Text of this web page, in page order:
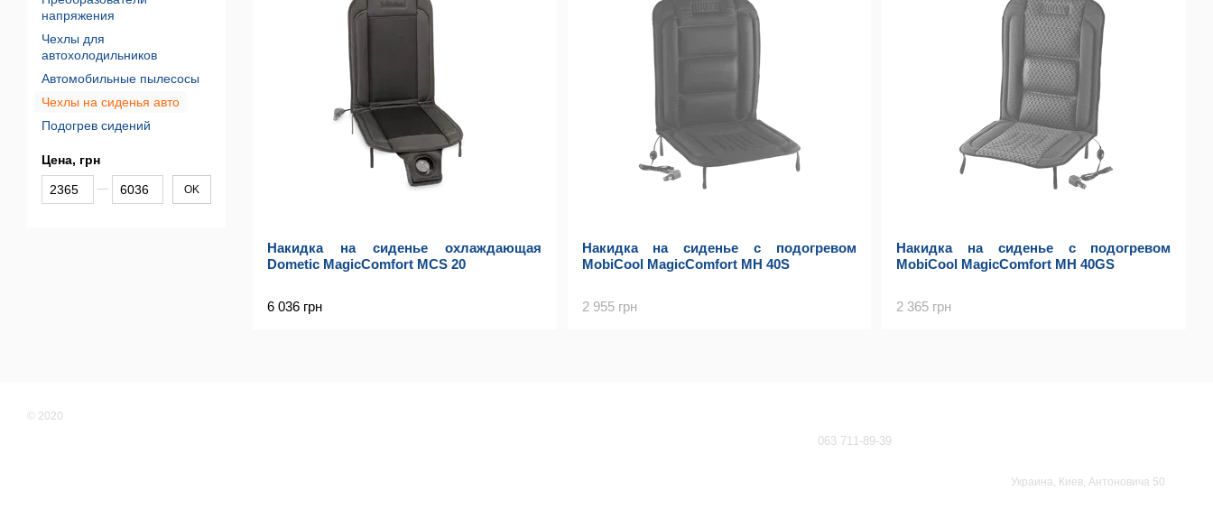
Накидка на сиденье охлаждающая
Dometic MagicComfort MCS 20
6 036 грн
Накидка на сиденье с подогревом
MobiCool MagicComfort MH 40S
2 955 грн
Накидка на сиденье с подогревом
MobiCool MagicComfort MH 40GS
2 365 грн
напряжения
Чехлы для
автохолодильников
Автомобильные пылесосы
Чехлы на сиденья авто
Подогрев сидений
Цена, грн
От Цена, грн
До Цена, грн OK
© 2020
063 711-89-39
Украина, Киев, Антоновича 50